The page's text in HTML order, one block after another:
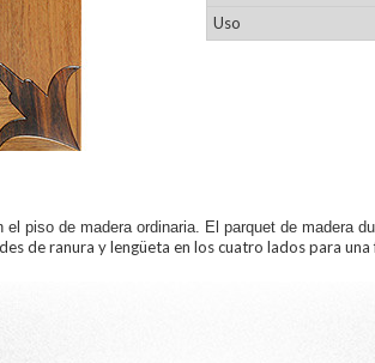
Uso
piso de madera ordinaria. El parquet de madera
de ranura y lengüeta en los cuatro lados para